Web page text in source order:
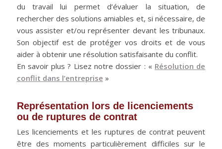
du travail lui permet d’évaluer la situation, de
rechercher des solutions amiables et, si nécessaire, de
vous assister et/ou représenter devant les tribunaux.
Son objectif est de protéger vos droits et de vous
aider à obtenir une résolution satisfaisante du conflit.
En savoir plus ? Lisez notre dossier : « Résolution de
conflit dans l’entreprise »
Représentation lors de licenciements
ou de ruptures de contrat
Les licenciements et les ruptures de contrat peuvent
être des moments particulièrement difficiles sur le